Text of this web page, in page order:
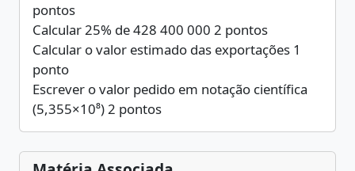
pontos
Calcular 25% de 428 400 000 2 pontos
Calcular o valor estimado das exportações 1
ponto
Escrever o valor pedido em notação científica
(5,355×10⁸) 2 pontos